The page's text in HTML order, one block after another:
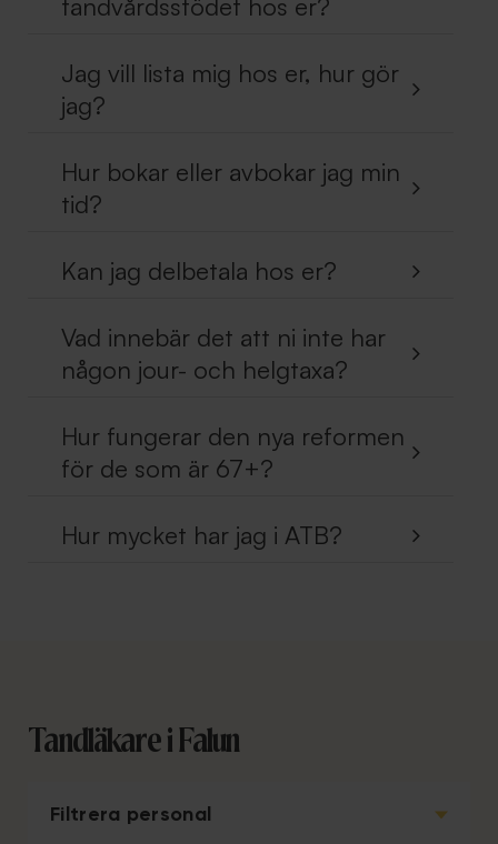
tandvårdsstödet hos er?
Jag vill lista mig hos er, hur gör
jag?
Hur bokar eller avbokar jag min
tid?
Kan jag delbetala hos er?
Vad innebär det att ni inte har
någon jour- och helgtaxa?
Hur fungerar den nya reformen
för de som är 67+?
Hur mycket har jag i ATB?
Tandläkare i Falun
Filtrera personal